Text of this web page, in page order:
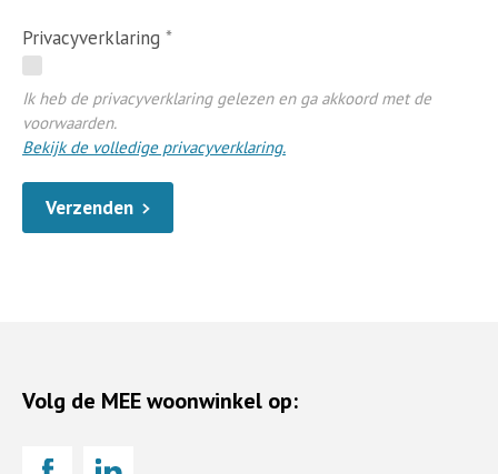
Privacyverklaring
Ik heb de privacyverklaring gelezen en ga akkoord met de
voorwaarden.
Bekijk de volledige privacyverklaring.
Verzenden
Volg de MEE woonwinkel op: